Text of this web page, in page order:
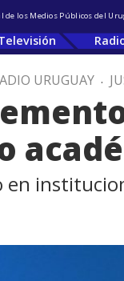
de los Medios Públicos del
URUGUAY .